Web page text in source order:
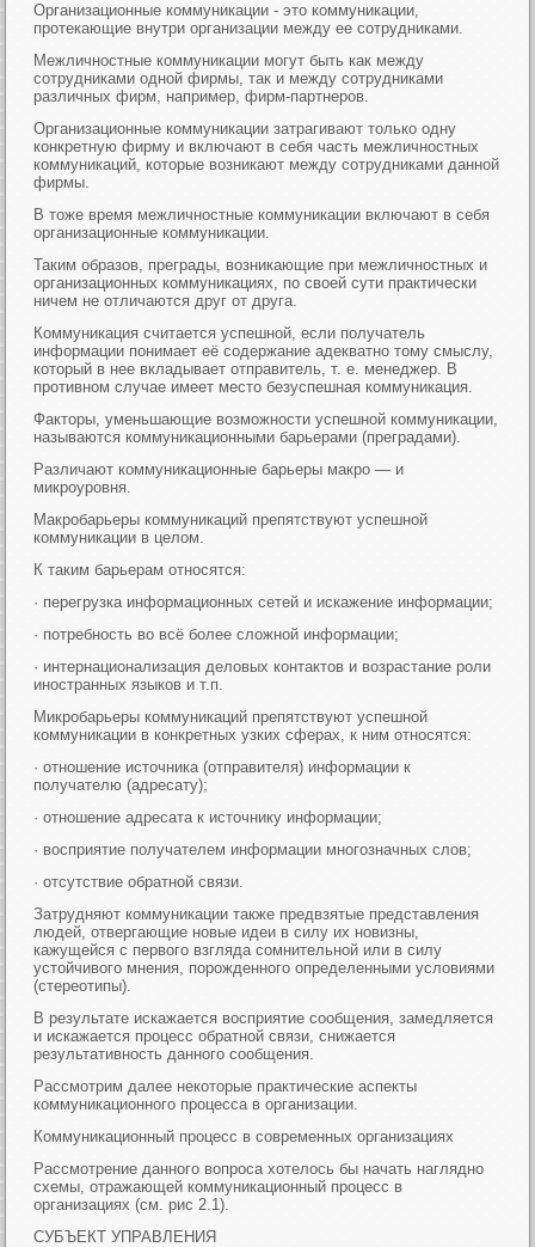
Организационные коммуникации - это коммуникации,
протекающие внутри организации между ее сотрудниками.
Межличностные коммуникации могут быть как между
сотрудниками одной фирмы, так и между сотрудниками
различных фирм, например, фирм-партнеров.
Организационные коммуникации затрагивают только одну
конкретную фирму и включают в себя часть межличностных
коммуникаций, которые возникают между сотрудниками данной
фирмы.
В тоже время межличностные коммуникации включают в себя
организационные коммуникации.
Таким образов, преграды, возникающие при межличностных и
организационных коммуникациях, по своей сути практически
ничем не отличаются друг от друга.
Коммуникация считается успешной, если получатель
информации понимает её содержание адекватно тому смыслу,
который в нее вкладывает отправитель, т. е. менеджер. В
противном случае имеет место безуспешная коммуникация.
Факторы, уменьшающие возможности успешной коммуникации,
называются коммуникационными барьерами (преградами).
Различают коммуникационные барьеры макро — и
микроуровня.
Макробарьеры коммуникаций препятствуют успешной
коммуникации в целом.
К таким барьерам относятся:
· перегрузка информационных сетей и искажение информации;
· потребность во всё более сложной информации;
· интернационализация деловых контактов и возрастание роли
иностранных языков и т.п.
Микробарьеры коммуникаций препятствуют успешной
коммуникации в конкретных узких сферах, к ним относятся:
· отношение источника (отправителя) информации к
получателю (адресату);
· отношение адресата к источнику информации;
· восприятие получателем информации многозначных слов;
· отсутствие обратной связи.
Затрудняют коммуникации также предвзятые представления
людей, отвергающие новые идеи в силу их новизны,
кажущейся с первого взгляда сомнительной или в силу
устойчивого мнения, порожденного определенными условиями
(стереотипы).
В результате искажается восприятие сообщения, замедляется
и искажается процесс обратной связи, снижается
результативность данного сообщения.
Рассмотрим далее некоторые практические аспекты
коммуникационного процесса в организации.
Коммуникационный процесс в современных организациях
Рассмотрение данного вопроса хотелось бы начать наглядно
схемы, отражающей коммуникационный процесс в
организациях (см. рис 2.1).
СУБЪЕКТ УПРАВЛЕНИЯ